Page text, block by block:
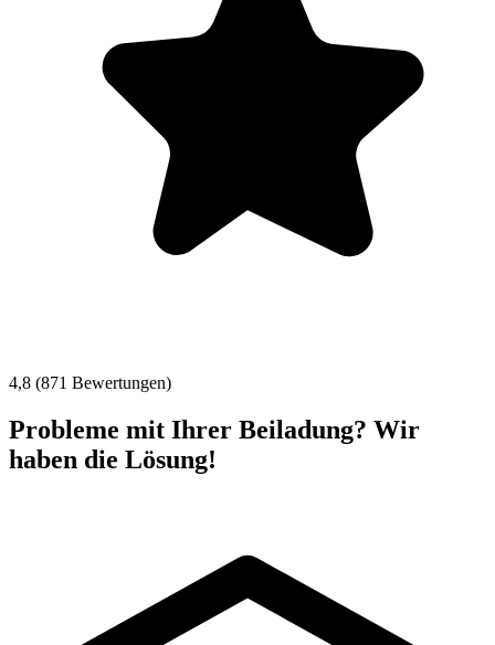
4,8 (871 Bewertungen)
Probleme mit Ihrer Beiladung? Wir
haben die Lösung!